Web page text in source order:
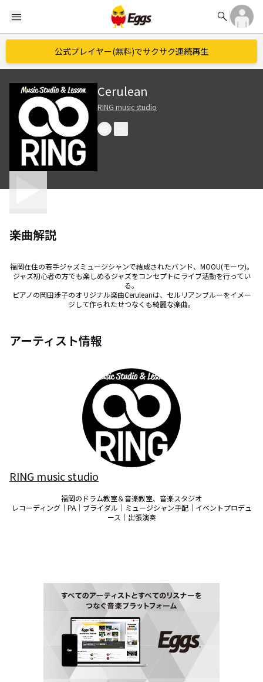
menu search
公式プレイヤー(無料)でサクサク連続再生
Cerulean
RING music studio
楽曲解説
福岡在住の若手ジャズミュージシャンで結成されたバンド、MOOU(モーウ)。
ジャズ初心者の方でも楽しめるジャズをコンセプトにライブ活動を行ってい
る。
ピアノの岡田涉子のオリジナル楽曲Ceruleanは、セルリアンブルーをイメー
ジして作られたせつなくも綺麗な楽曲。
アーティスト情報
RING music studio
福岡のドラム教室＆音楽教室、音楽スタジオ
レコーディング｜PA｜ブライダル｜ミュージシャン手配｜イベントプロデュ
ース｜出張演奏